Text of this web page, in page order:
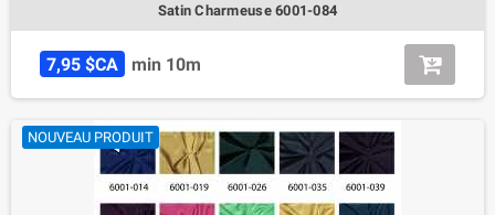
Satin Charmeuse 6001-084
7,95 $CA min 10m
NOUVEAU PRODUIT